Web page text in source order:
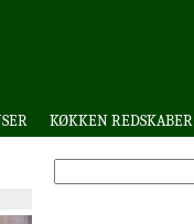
KØKKEN REDSKABER